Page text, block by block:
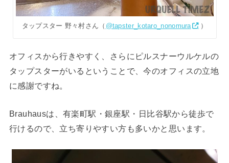
タップスター 野々村さん（ @tapster_kotaro_nonomura ）
オフィスから行きやすく、さらにピルスナーウルケルの
タップスターがいるということで、今のオフィスの立地
に感謝ですね。
Brauhausは、有楽町駅・銀座駅・日比谷駅から徒歩で
行けるので、立ち寄りやすい方も多いかと思います。